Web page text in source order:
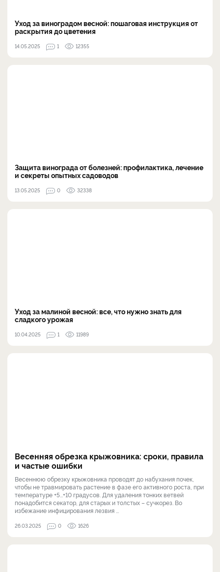
Уход за виноградом весной: пошаговая инструкция от
раскрытия до цветения
14.05.2025 1 12355
Защита винограда от болезней: профилактика, лечение
и секреты опытных садоводов
13.05.2025 0 32338
Уход за малиной весной: все, что нужно знать для
сладкого урожая
10.04.2025 1 11989
Весенняя обрезка крыжовника: сроки, правила
и частые ошибки
Весеннюю обрезку крыжовника проводят до набухания почек,
чтобы не травмировать растение в фазе его активного роста, при
температуре +5...+10 градусов. Для удаления тонких ветвей
понадобится секатор, для старых и толстых – сучкорез. Во
избежание инфицирования лезвия ...
26.03.2025 0 1626